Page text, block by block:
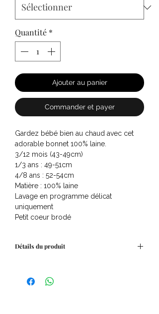
Quantité *
Ajouter au panier
Commander et payer
Gardez bébé bien au chaud avec cet
adorable bonnet 100% laine.
3/12 mois (43-49cm)
1/3 ans : 49-51cm
4/8 ans : 52-54cm
Matière : 100% laine
Lavage en programme délicat
uniquement
Petit coeur brodé
Détails du produit